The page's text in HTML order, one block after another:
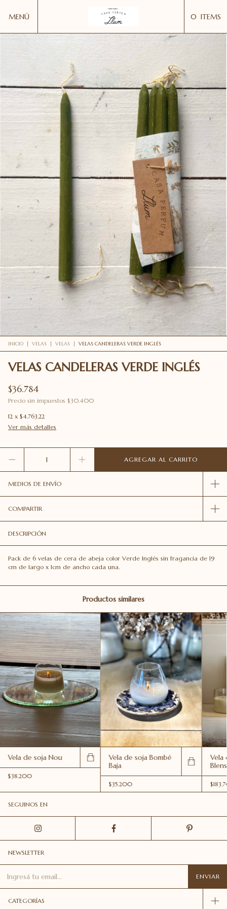
MENÚ 0 ITEMS
INICIO | VELAS | VELAS | VELAS CANDELERAS VERDE INGLÉS
VELAS CANDELERAS VERDE INGLÉS
$36.784
Precio sin impuestos $30.400
12 x $4.763,22
Ver más detalles
MEDIOS DE ENVÍO
COMPARTIR
DESCRIPCIÓN
Pack de 6 velas de cera de abeja color Verde Inglés sin fragancia de 19
cm de largo x 1cm de ancho cada una.
Productos similares
Vela de soja Nou
$38.200
Vela de soja Bombé
Baja
$35.200
Vela
SEGUINOS EN
NEWSLETTER
CATEGORÍAS